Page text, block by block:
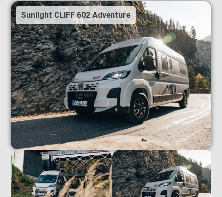
Sunlight CLIFF 602 Adventure